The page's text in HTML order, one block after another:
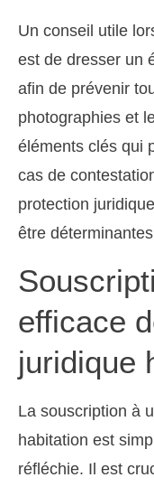
Un conseil utile
est de dresser un
afin de prévenir
photographies et
éléments clés qui
cas de
protection
être
efficace
juridique
La souscription à
habitation est
réfléchie. Il est